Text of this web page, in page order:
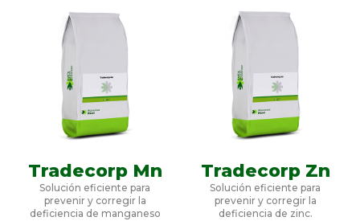
Tradecorp Mn
Solución eficiente para
prevenir y corregir la
deficiencia de manganeso
Tradecorp Zn
Solución eficiente para
prevenir y corregir la
deficiencia de zinc.